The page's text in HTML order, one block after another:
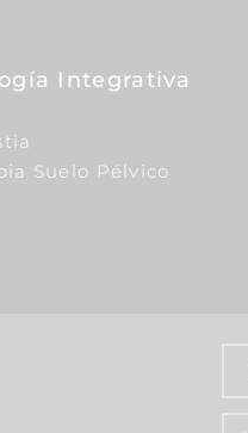
Integrativa
Suelo Pélvico